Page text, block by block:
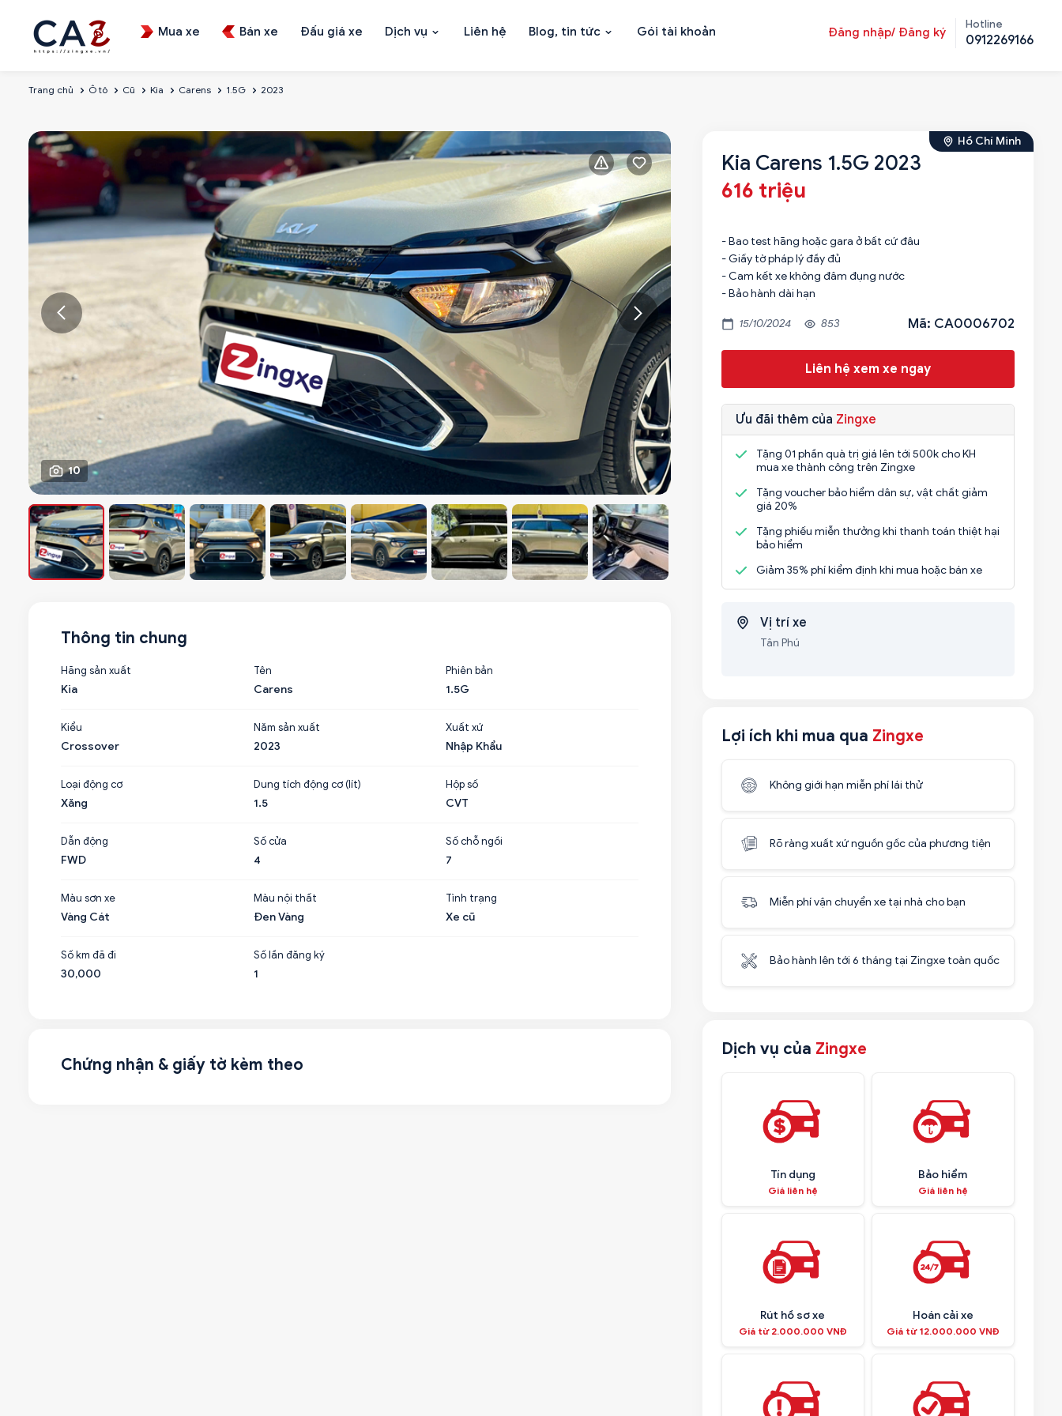
Mua xe Bán xe Đấu giá xe Dịch vụ Liên hệ Blog, tin tức Gói tài khoản Đăng nhập/ Đăng ký
Hotline
0912269166
Trang chủ Ô tô Cũ Kia Carens 1.5G 2023
10
Hồ Chí Minh
Kia Carens 1.5G 2023
616 triệu
- Bao test hãng hoặc gara ở bất cứ đâu
- Giấy tờ pháp lý đầy đủ
- Cam kết xe không đâm đụng nước
- Bảo hành dài hạn
15/10/2024 853 Mã: CA0006702
Liên hệ xem xe ngay
Ưu đãi thêm của Zingxe
Tặng 01 phần quà trị giá lên tới 500k cho KH
mua xe thành công trên Zingxe
Tặng voucher bảo hiểm dân sự, vật chất giảm
giá 20%
Tặng phiếu miễn thưởng khi thanh toán thiệt hại
bảo hiểm
Giảm 35% phí kiểm định khi mua hoặc bán xe
Vị trí xe
Tân Phú
Lợi ích khi mua qua Zingxe
Không giới hạn miễn phí lái thử
Rõ ràng xuất xứ nguồn gốc của phương tiện
Miễn phí vận chuyển xe tại nhà cho bạn
Bảo hành lên tới 6 tháng tại Zingxe toàn quốc
Dịch vụ của Zingxe
Tín dụng
Giá liên hệ
Bảo hiểm
Giá liên hệ
Rút hồ sơ xe
Giá từ 2.000.000 VNĐ
Hoán cải xe
Giá từ 12.000.000 VNĐ
Thông tin chung
Hãng sản xuất
Kia
Tên
Carens
Phiên bản
1.5G
Kiểu
Crossover
Năm sản xuất
2023
Xuất xứ
Nhập Khẩu
Loại động cơ
Xăng
Dung tích động cơ (lít)
1.5
Hộp số
CVT
Dẫn động
FWD
Số cửa
4
Số chỗ ngồi
7
Màu sơn xe
Vàng Cát
Màu nội thất
Đen Vàng
Tình trạng
Xe cũ
Số km đã đi
30,000
Số lần đăng ký
1
Chứng nhận & giấy tờ kèm theo